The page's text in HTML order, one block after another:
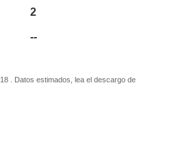
2
--
. Datos estimados, lea el descargo de